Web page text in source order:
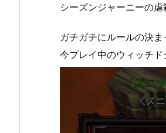
シーズンジャーニーの
ガチガチにルールの決
今プレイ中のウィッチ